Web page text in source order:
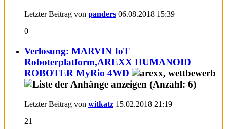
Letzter Beitrag von panders 06.08.2018 15:39
0
Verlosung: MARVIN IoT
Roboterplatform,AREXX HUMANOID
ROBOTER MyRio 4WD
Letzter Beitrag von witkatz 15.02.2018 21:19
21